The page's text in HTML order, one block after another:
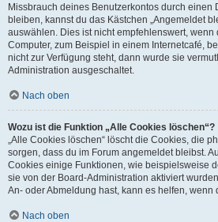
Missbrauch deines Benutzerkontos durch einen
bleiben, kannst du das Kästchen „Angemeldet
auswählen. Dies ist nicht empfehlenswert,
Computer, zum Beispiel in einem Internetcafé,
nicht zur Verfügung steht, dann wurde sie
Administration ausgeschaltet.
Nach oben
Wozu ist die Funktion „Alle Cookies löschen“?
„Alle Cookies löschen“ löscht die Cookies, die
sorgen, dass du im Forum angemeldet bleibst.
Cookies einige Funktionen, wie beispielsweise
sie von der Board-Administration aktiviert
An- oder Abmeldung hast, kann es helfen, wenn
Nach oben